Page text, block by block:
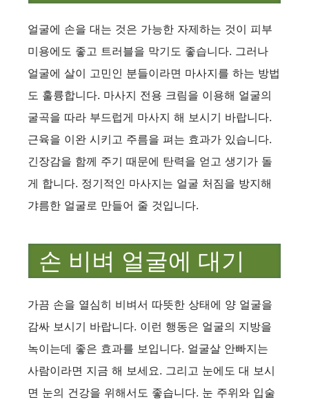
얼굴에 손을 대는 것은 가능한 자제하는 것이 피부
미용에도 좋고 트러블을 막기도 좋습니다. 그러나
얼굴에 살이 고민인 분들이라면 마사지를 하는 방법
도 훌륭합니다. 마사지 전용 크림을 이용해 얼굴의
굴곡을 따라 부드럽게 마사지 해 보시기 바랍니다.
근육을 이완 시키고 주름을 펴는 효과가 있습니다.
긴장감을 함께 주기 때문에 탄력을 얻고 생기가 돌
게 합니다. 정기적인 마사지는 얼굴 처짐을 방지해
갸름한 얼굴로 만들어 줄 것입니다.
손 비벼 얼굴에 대기
가끔 손을 열심히 비벼서 따뜻한 상태에 양 얼굴을
감싸 보시기 바랍니다. 이런 행동은 얼굴의 지방을
녹이는데 좋은 효과를 보입니다. 얼굴살 안빠지는
사람이라면 지금 해 보세요. 그리고 눈에도 대 보시
면 눈의 건강을 위해서도 좋습니다. 눈 주위와 입술